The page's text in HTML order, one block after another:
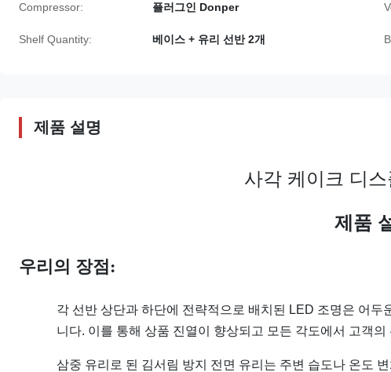
Compressor: 플러그인 Donper
Shelf Quantity: 베이스 + 유리 선반 2개
제품 설명
사각 케이크 디
제품
우리의 장점:
각 선반 상단과 하단에 전략적으로 배치된 LED 조명은 어
니다. 이를 통해 상품 진열이 향상되고 모든 각도에서 고객의
삼중 유리로 된 김서림 방지 전면 유리는 주변 습도나 온도